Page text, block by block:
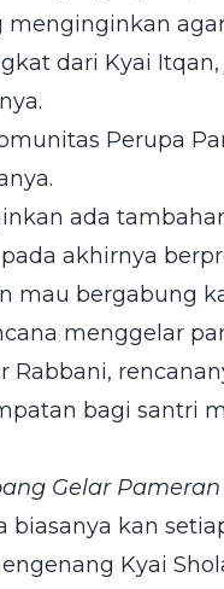
menginginkan
dari Kyai
Perupa
ada
akhirnya
mau bergabung
menggelar
Rabbani,
bagi santri
Gelar
biasanya kan
Kyai